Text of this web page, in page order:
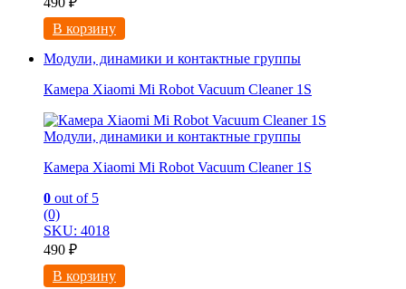
В корзину
Модули, динамики и контактные группы
Камера Xiaomi Mi Robot Vacuum Cleaner 1S
Модули, динамики и контактные группы
Камера Xiaomi Mi Robot Vacuum Cleaner 1S
0 out of 5
(0)
SKU: 4018
490 ₽
В корзину